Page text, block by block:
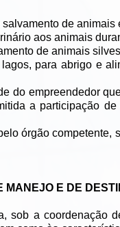
de animais
aos animais
de animais
para abrigo e
do empreendedor
a participação
órgão competente,
MANEJO E DE
sob a coordenação